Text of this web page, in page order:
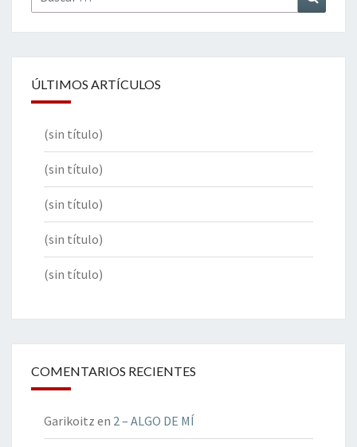
por:
ÚLTIMOS ARTÍCULOS
(sin título)
(sin título)
(sin título)
(sin título)
(sin título)
COMENTARIOS RECIENTES
Garikoitz en 2 – ALGO DE MÍ